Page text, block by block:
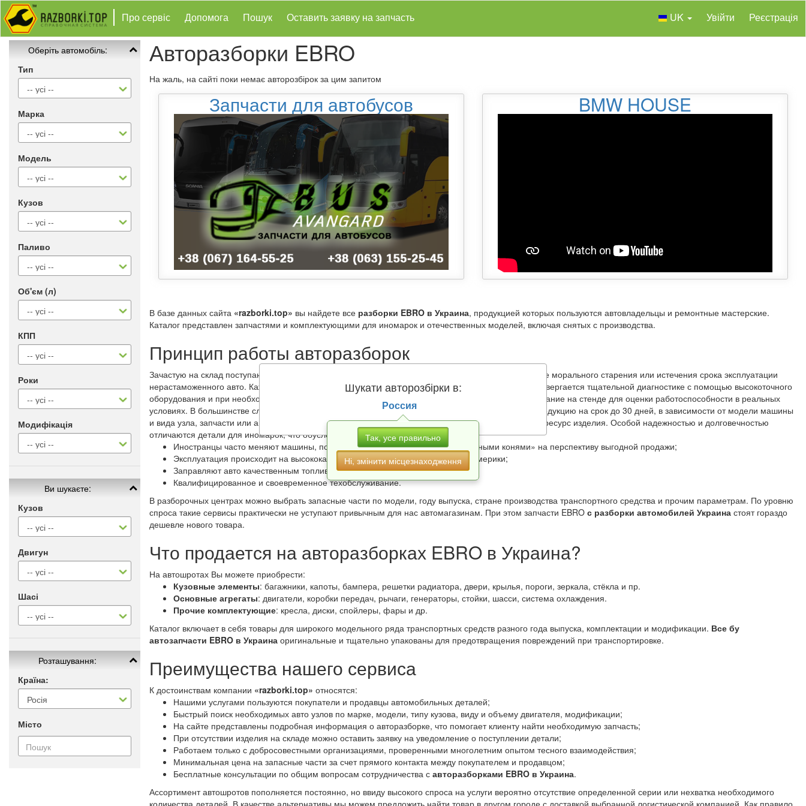
Про сервіс Допомога Пошук Оставить заявку на запчасть UK Увійти Реєстрація
Шукати авторозбірки в:
Россия
Так, усе правильно
Ні, змінити місцезнаходження
Оберіть автомобіль:
Тип
Марка
Модель
Кузов
Паливо
Об'єм (л)
КПП
Роки
Модифікація
Ви шукаєте:
Кузов
Двигун
Шасі
Розташування:
Країна:
Місто
Авторазборки EBRO
На жаль, на сайті поки немає авторозбірок за цим запитом
Запчасти для автобусов BMW HOUSE
В базе данных сайта «razborki.top» вы найдете все разборки EBRO в Украина, продукцией которых пользуются автовладельцы и ремонтные мастерские.
Каталог представлен запчастями и комплектующими для иномарок и отечественных моделей, включая снятых с производства.
Принцип работы авторазборок
Зачастую на склад поступают запасные части извлеченные перед утилизацией, после ДТП, в случае морального старения или истечения срока эксплуатации
нерастаможенного авто. Каждый демонтированный агрегат, каждая демонтированная запчасть подвергается тщательной диагностике с помощью высокоточного
оборудования и при необходимости проходит восстановление. После ремонта производится испытание на стенде для оценки работоспособности в реальных
условиях. В большинстве случаев
авторазборки EBRO в Украинапредоставляют гарантию на продукцию на срок до 30 дней, в зависимости от модели машины
и вида узла, запчасти или агрегата. При покупке представитель магазина также укажет остаточный ресурс изделия. Особой надежностью и долговечностью
отличаются детали для иномарок, что обусловлено следующими факторами:
Иностранцы часто меняют машины, поэтому бережно обращаются с «железными конями» на перспективу выгодной продажи;
Эксплуатация происходит на высококачественных дорогах Европы, Азии и Америки;
Заправляют авто качественным топливом;
Квалифицированное и своевременное техобслуживание.
В разборочных центрах можно выбрать запасные части по модели, году выпуска, стране производства транспортного средства и прочим параметрам. По уровню
спроса такие сервисы практически не уступают привычным для нас автомагазинам. При этом запчасти EBRO с разборки автомобилей Украина стоят гораздо
дешевле нового товара.
Что продается на авторазборках EBRO в Украина?
На автошротах Вы можете приобрести:
Кузовные элементы: багажники, капоты, бампера, решетки радиатора, двери, крылья, пороги, зеркала, стёкла и пр.
Основные агрегаты: двигатели, коробки передач, рычаги, генераторы, стойки, шасси, система охлаждения.
Прочие комплектующие: кресла, диски, спойлеры, фары и др.
Каталог включает в себя товары для широкого модельного ряда транспортных средств разного года выпуска, комплектации и модификации. Все бу
автозапчасти EBRO в Украина оригинальные и тщательно упакованы для предотвращения повреждений при транспортировке.
Преимущества нашего сервиса
К достоинствам компании «razborki.top» относятся:
Нашими услугами пользуются покупатели и продавцы автомобильных деталей;
Быстрый поиск необходимых авто узлов по марке, модели, типу кузова, виду и объему двигателя, модификации;
На сайте представлены подробная информация о авторазборке, что помогает клиенту найти необходимую запчасть;
При отсутствии изделия на складе можно оставить заявку на уведомление о поступлении детали;
Работаем только с добросовестными организациями, проверенными многолетним опытом тесного взаимодействия;
Минимальная цена на запасные части за счет прямого контакта между покупателем и продавцом;
Бесплатные консультации по общим вопросам сотрудничества с авторазборками EBRO в Украина.
Ассортимент автошротов пополняется постоянно, но ввиду высокого спроса на услуги вероятно отсутствие определенной серии или нехватка необходимого